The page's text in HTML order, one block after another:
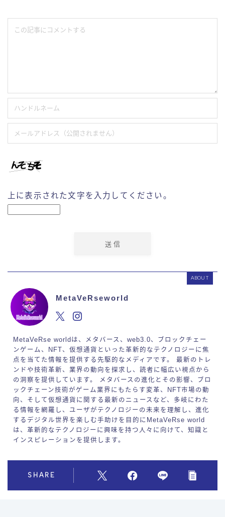
上に表示された文字を入力してください。
ABOUT
MetaVeRseworld
MetaVeRse worldは、メタバース、web3.0、ブロックチェー
ンゲーム、NFT、仮想通貨といった革新的なテクノロジーに焦
点を当てた情報を提供する先駆的なメディアです。 最新のトレ
ンドや技術革新、業界の動向を探求し、読者に幅広い視点から
の洞察を提供しています。 メタバースの進化とその影響、ブロ
ックチェーン技術がゲーム業界にもたらす変革、NFT市場の動
向、そして仮想通貨に関する最新のニュースなど、多岐にわた
る情報を網羅し、ユーザがテクノロジーの未来を理解し、進化
するデジタル世界を楽しむ手助けを目的にMetaVeRse world
は、革新的なテクノロジーに興味を持つ人々に向けて、知識と
インスピレーションを提供します。
SHARE